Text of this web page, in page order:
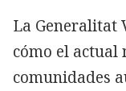
La Generalitat
cómo el actual
comunidades